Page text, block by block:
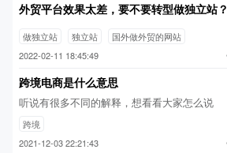
外贸平台效果太差，要不要转型做独立站？
做独立站 独立站
国外做外贸的网站
2022-02-11 18:45:49
跨境电商是什么意思
听说有很多不同的解释，想看看大家怎么说
跨境
2021-12-03 22:21:43